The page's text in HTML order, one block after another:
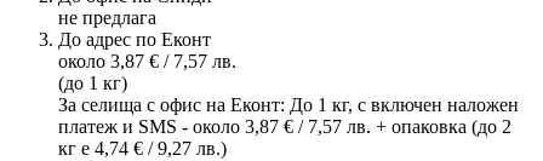
не предлага
До адрес по Еконт
около 3,87 € / 7,57 лв.
(до 1 кг)
За селища с офис на Еконт: До 1 кг, с включен наложен
платеж и SMS - около 3,87 € / 7,57 лв. + опаковка (до 2
кг е 4,74 € / 9,27 лв.)